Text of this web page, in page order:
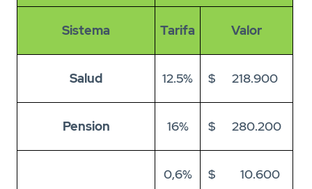
Sistema Tarifa Valor
Salud 12.5% $ 218.900
Pension 16% $ 280.200
0,6% $ 10.600